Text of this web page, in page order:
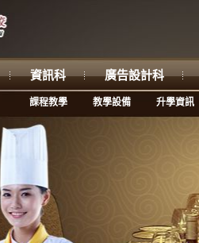
資訊科 廣告設計科
課程教學 教學設備 升學資訊